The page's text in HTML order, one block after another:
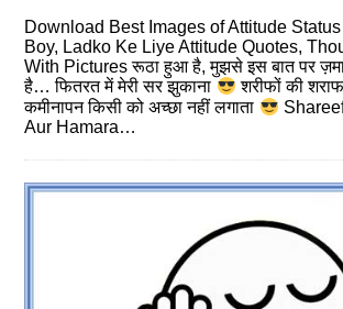
Download Best Images of Attitude
Boy, Ladko Ke Liye Attitude Quotes,
With Pictures रूठा हुआ है, मुझसे इस बात पर
है… फितरत में मेरी सर झुकाना
शरीफों की
कमीनापन किसी को अच्‍छा नहीं लगाता
Aur Hamara…